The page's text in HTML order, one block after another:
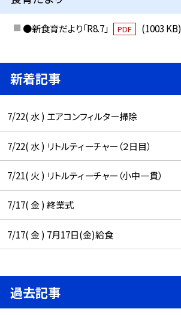
●新食育だより「R8.7」 PDF (1003 KB)
新着記事
7/22( 水 ) エアコンフィルター掃除
7/22( 水 ) リトルティーチャー（２日目）
7/21( 火 ) リトルティーチャー（小中一貫）
7/17( 金 ) 終業式
7/17( 金 ) 7月17日(金)給食
過去記事